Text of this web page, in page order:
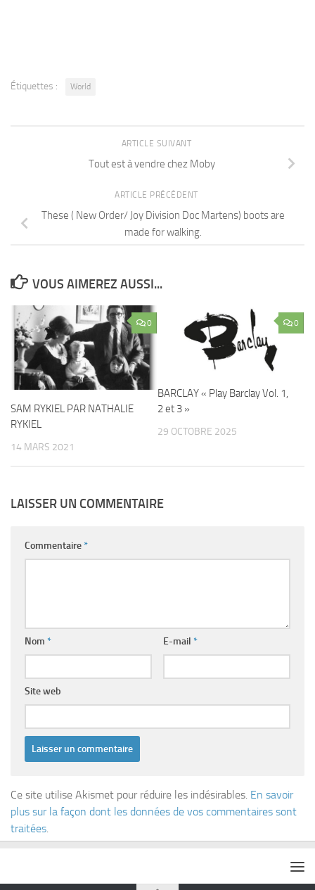
Étiquettes : World
ARTICLE SUIVANT
Tout est à vendre chez Moby
ARTICLE PRÉCÉDENT
These ( New Order/ Joy Division Doc Martens) boots are
made for walking.
VOUS AIMEREZ AUSSI...
0
SAM RYKIEL PAR NATHALIE
RYKIEL
14 MARS 2021
0
BARCLAY « Play Barclay Vol. 1,
2 et 3 »
29 OCTOBRE 2025
LAISSER UN COMMENTAIRE
Commentaire*
Nom * E-mail *
Site web
Ce site utilise Akismet pour réduire les indésirables. En savoir
plus sur la façon dont les données de vos commentaires sont
traitées.